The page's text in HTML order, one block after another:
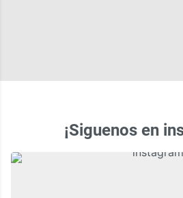
¡Siguenos en